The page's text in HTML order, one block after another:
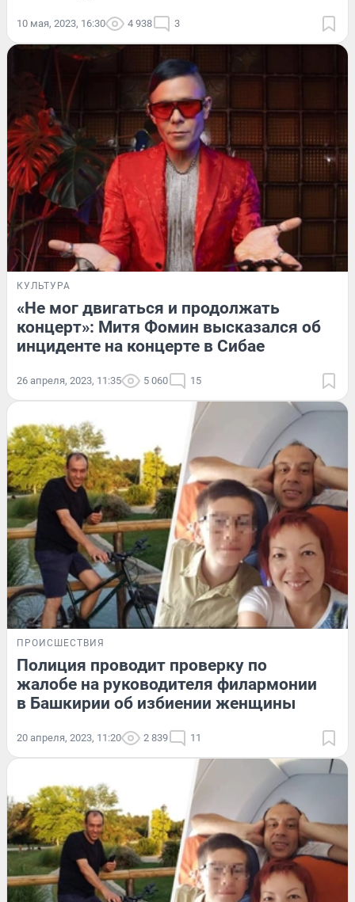
10 мая, 2023, 16:30 4 938 3
КУЛЬТУРА
«Не мог двигаться и продолжать
концерт»: Митя Фомин высказался об
инциденте на концерте в Сибае
26 апреля, 2023, 11:35 5 060 15
ПРОИСШЕСТВИЯ
Полиция проводит проверку по
жалобе на руководителя филармонии
в Башкирии об избиении женщины
20 апреля, 2023, 11:20 2 839 11